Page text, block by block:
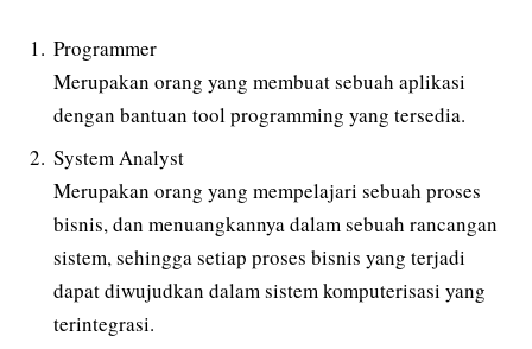
Programmer
Merupakan orang yang membuat sebuah aplikasi
dengan bantuan tool programming yang tersedia.
System Analyst
Merupakan orang yang mempelajari sebuah proses
bisnis, dan menuangkannya dalam sebuah rancangan
sistem, sehingga setiap proses bisnis yang terjadi
dapat diwujudkan dalam sistem komputerisasi yang
terintegrasi.